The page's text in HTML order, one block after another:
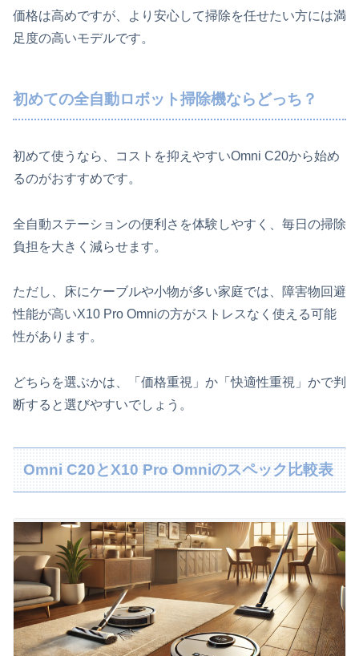
価格は高めですが、より安心して掃除を任せたい方には満
足度の高いモデルです。
初めての全自動ロボット掃除機ならどっち？
初めて使うなら、コストを抑えやすいOmni C20から始め
るのがおすすめです。
全自動ステーションの便利さを体験しやすく、毎日の掃除
負担を大きく減らせます。
ただし、床にケーブルや小物が多い家庭では、障害物回避
性能が高いX10 Pro Omniの方がストレスなく使える可能
性があります。
どちらを選ぶかは、「価格重視」か「快適性重視」かで判
断すると選びやすいでしょう。
Omni C20とX10 Pro Omniのスペック比較表